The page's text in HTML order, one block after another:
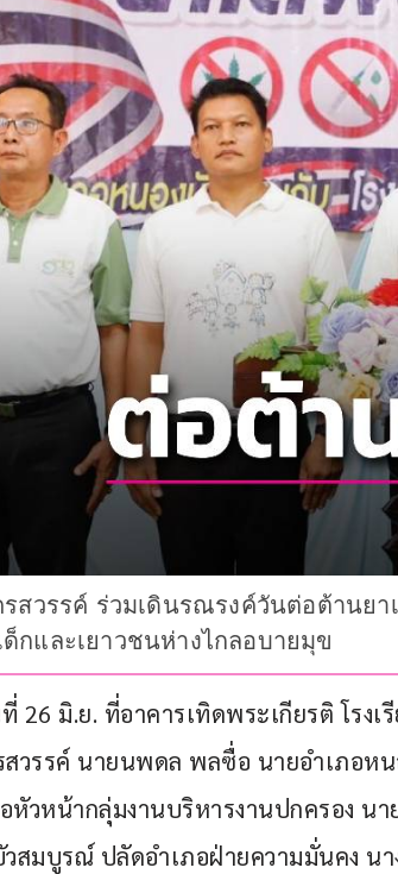
สวรรค์ ร่วมเดินรณรงค์วันต่อต้านย
กและเยาวชนห่างไกลอบายมุข
ที่ 26 มิ.ย. ที่อาคารเทิดพระเกียรติ โรง
วรรค์ นายนพดล พลซื่อ นายอำเภอห
หัวหน้ากลุ่มงานบริหารงานปกครอง น
สมบูรณ์ ปลัดอำเภอฝ่ายความมั่นคง น